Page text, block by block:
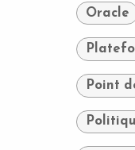
Oracle
Point